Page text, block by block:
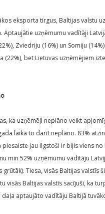
eksporta tirgus, Baltijas valstu
Aptaujātie uzņēmumu vadītāji
Zviedriju (16%) un Somiju
(22%), bet Lietuvas uzņēmējiem
ka uzņēmēji neplāno veikt
laikā to darīt neplāno. 83%
piesaiste jau ilgstoši ir bijis viens
min 52% uzņēmumu vadītāju
Tiesa, visās Baltijas valstīs
visās Baltijas valstīs sacījuši, ka
daļa aptaujāto vadītāju Baltijā